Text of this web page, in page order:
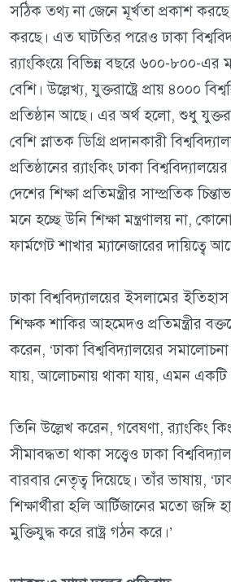
সঠিক তথ্য না জেনে মূর্খতা প্রকাশ
করছে। এত ঘাটতির পরেও ঢাকা
র‍্যাংকিংয়ে বিভিন্ন বছরে ৬০০-৮০০-এর
বেশি। উল্লেখ্য, যুক্তরাষ্ট্রে প্রায় ৪০০০
প্রতিষ্ঠান আছে। এর অর্থ হলো, শুধু
বেশি স্নাতক ডিগ্রি প্রদানকারী
প্রতিষ্ঠানের র‍্যাংকিং ঢাকা
দেশের শিক্ষা প্রতিমন্ত্রীর সাম্প্রতিক
মনে হচ্ছে উনি শিক্ষা মন্ত্রণালয় না,
ফার্মগেট শাখার ম্যানেজারের দায়িত্বে
ঢাকা বিশ্ববিদ্যালয়ের ইসলামের
শিক্ষক শাকির আহমেদও প্রতিমন্ত্রীর
করেন, ‘ঢাকা বিশ্ববিদ্যালয়ের
যায়, আলোচনায় থাকা যায়, এমন একটি
তিনি উল্লেখ করেন, গবেষণা, র‍্যাংকিং
সীমাবদ্ধতা থাকা সত্ত্বেও ঢাকা
বারবার নেতৃত্ব দিয়েছে। তাঁর ভাষায়,
শিক্ষার্থীরা হলি আর্টিজানের মতো জঙ্গি
মুক্তিযুদ্ধ করে রাষ্ট্র গঠন করে।’